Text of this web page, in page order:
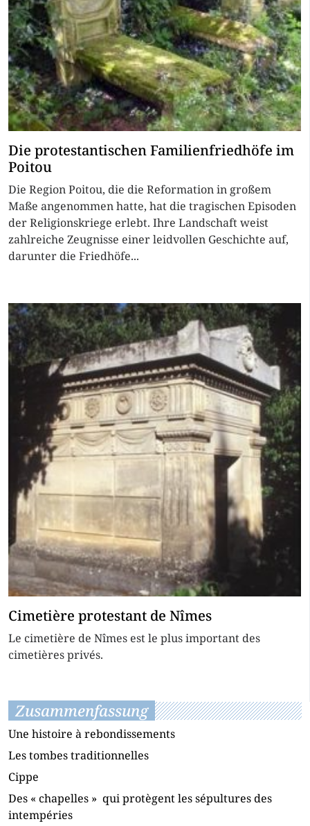
Die protestantischen Familienfriedhöfe im
Poitou
Die Region Poitou, die die Reformation in großem
Maße angenommen hatte, hat die tragischen Episoden
der Religionskriege erlebt. Ihre Landschaft weist
zahlreiche Zeugnisse einer leidvollen Geschichte auf,
darunter die Friedhöfe...
Cimetière protestant de Nîmes
Le cimetière de Nîmes est le plus important des
cimetières privés.
Zusammenfassung
Une histoire à rebondissements
Les tombes traditionnelles
Cippe
Des « chapelles » qui protègent les sépultures des
intempéries